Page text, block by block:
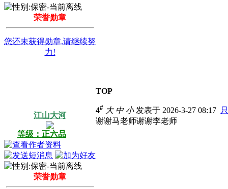
荣誉勋章
您还未获得勋章,请继续努
力!
TOP
江山大河
等级：正六品
荣誉勋章
4# 大 中 小发表于 2026-3-27 08:17
谢谢马老师谢谢李老师